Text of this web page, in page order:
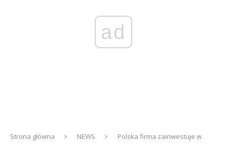
ad
Strona główna NEWS
Polska firma zainwestuje w